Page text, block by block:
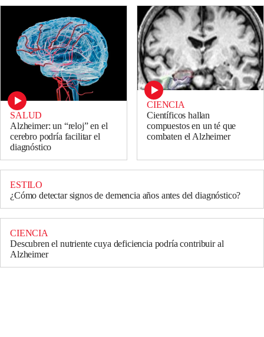
SALUD
Alzheimer: un “reloj” en el
cerebro podría facilitar el
diagnóstico
CIENCIA
Científicos hallan
compuestos en un té que
combaten el Alzheimer
ESTILO
¿Cómo detectar signos de demencia años antes del diagnóstico?
CIENCIA
Descubren el nutriente cuya deficiencia podría contribuir al
Alzheimer